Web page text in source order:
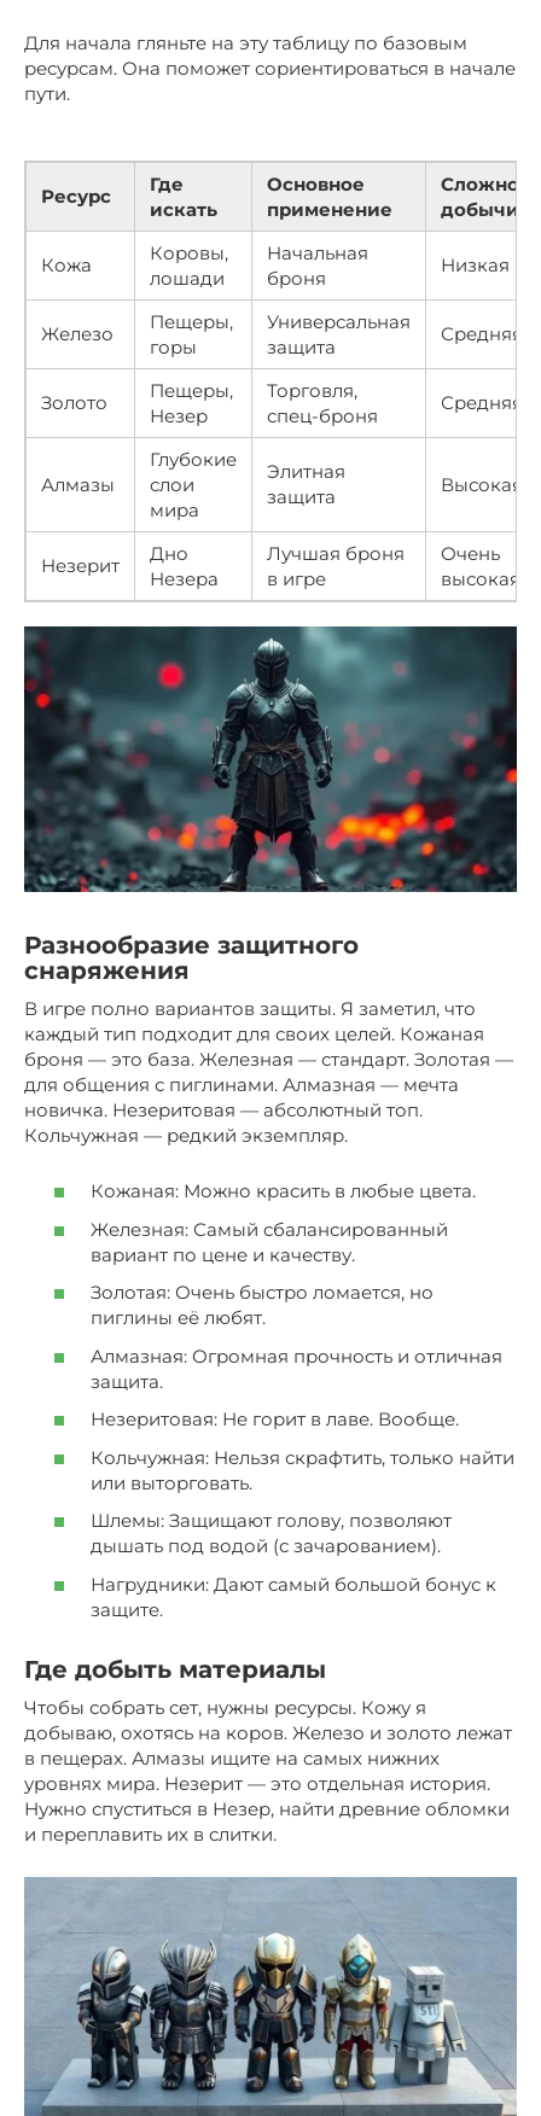
Для начала гляньте на эту таблицу по базовым
ресурсам. Она поможет сориентироваться в начале
пути.
Ресурс
Где
искать
Основное
применение
добычи
Кожа
Коровы,
лошади
Начальная
броня
Низкая
Железо
Пещеры,
горы
Универсальная
защита
Средняя
Золото
Пещеры,
Незер
Торговля,
спец-броня
Средняя
Алмазы
Глубокие
слои
мира
Элитная
защита
Высокая
Незерит
Дно
Незера
Лучшая броня
в игре
Очень
высокая
Разнообразие защитного
снаряжения
В игре полно вариантов защиты. Я заметил, что
каждый тип подходит для своих целей. Кожаная
броня — это база. Железная — стандарт. Золотая —
для общения с пиглинами. Алмазная — мечта
новичка. Незеритовая — абсолютный топ.
Кольчужная — редкий экземпляр.
Кожаная: Можно красить в любые цвета.
Железная: Самый сбалансированный
вариант по цене и качеству.
Золотая: Очень быстро ломается, но
пиглины её любят.
Алмазная: Огромная прочность и отличная
защита.
Незеритовая: Не горит в лаве. Вообще.
Кольчужная: Нельзя скрафтить, только найти
или выторговать.
Шлемы: Защищают голову, позволяют
дышать под водой (с зачарованием).
Нагрудники: Дают самый большой бонус к
защите.
Где добыть материалы
Чтобы собрать сет, нужны ресурсы. Кожу я
добываю, охотясь на коров. Железо и золото лежат
в пещерах. Алмазы ищите на самых нижних
уровнях мира. Незерит — это отдельная история.
Нужно спуститься в Незер, найти древние обломки
и переплавить их в слитки.